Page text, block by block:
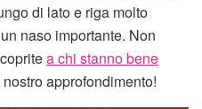
di lato e riga molto
naso importante. Non
a chi stanno bene
approfondimento!